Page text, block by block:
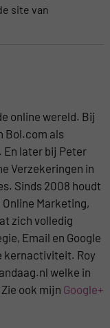
site van
online wereld. Bij
Bol.com als
later bij Peter
Verzekeringen in
Sinds 2008 houdt
Marketing,
zich volledig
Email en Google
kernactiviteit. Roy
welke in
ook mijn Google+